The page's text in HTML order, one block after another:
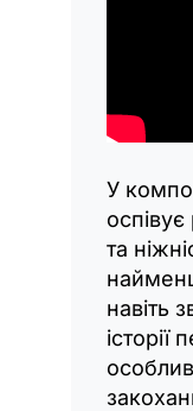
У
оспівує
та
навіть
історії